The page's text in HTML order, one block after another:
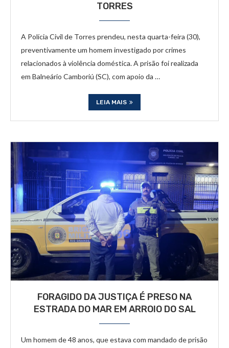
TORRES
A Polícia Civil de Torres prendeu, nesta quarta-feira (30),
preventivamente um homem investigado por crimes
relacionados à violência doméstica. A prisão foi realizada
em Balneário Camboriú (SC), com apoio da …
LEIA MAIS
FORAGIDO DA JUSTIÇA É PRESO NA
ESTRADA DO MAR EM ARROIO DO SAL
Um homem de 48 anos, que estava com mandado de prisão